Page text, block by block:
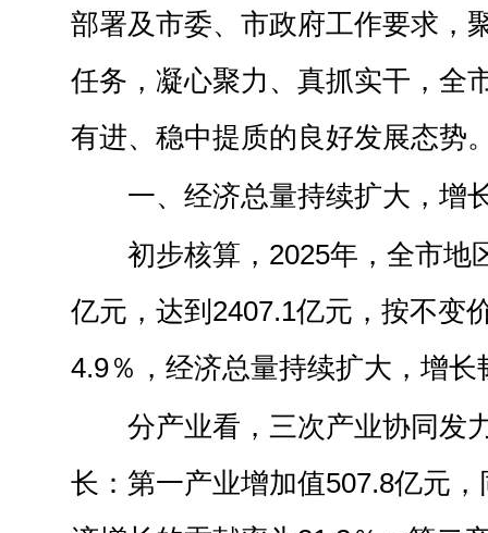
部署及市委、市政府工作要求，
任务，凝心聚力、真抓实干，全
有进、稳中提质的良好发展态势
一、经济总量持续扩大，增
初步核算，2025年，全市地
亿元，达到2407.1亿元，按不变
4.9％，经济总量持续扩大，增长
分产业看，三次产业协同发
长：第一产业增加值507.8亿元